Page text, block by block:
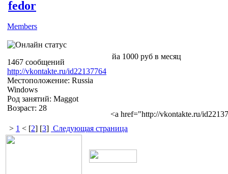
fedor
Members
1467 сообщений
http://vkontakte.ru/id22137764
Местоположение: Russia
Windows
Род занятий: Maggot
Возраст: 28
йа 1000 руб в месяц
<a href="http://vkontakte.ru/
> 1 < [2] [3] Следующая страница